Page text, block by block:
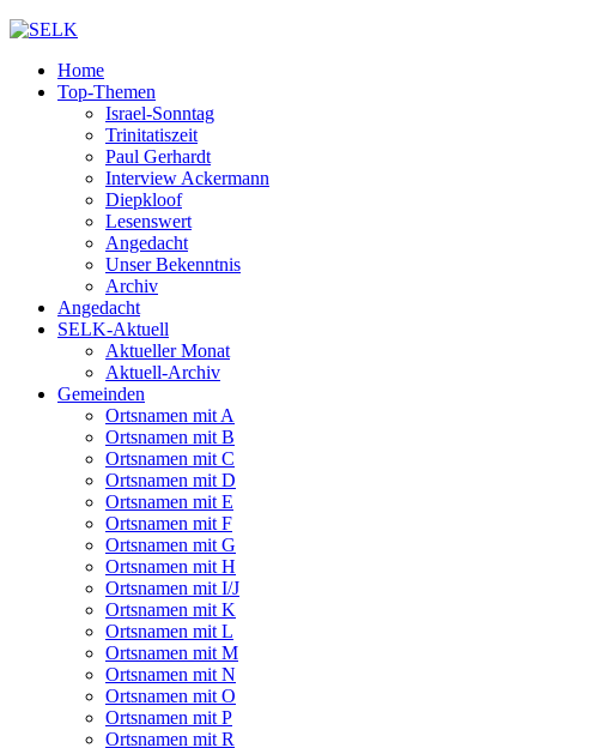
Home
Top-Themen
Israel-Sonntag
Trinitatiszeit
Paul Gerhardt
Interview Ackermann
Diepkloof
Lesenswert
Angedacht
Unser Bekenntnis
Archiv
Angedacht
SELK-Aktuell
Aktueller Monat
Aktuell-Archiv
Gemeinden
Ortsnamen mit A
Ortsnamen mit B
Ortsnamen mit C
Ortsnamen mit D
Ortsnamen mit E
Ortsnamen mit F
Ortsnamen mit G
Ortsnamen mit H
Ortsnamen mit I/J
Ortsnamen mit K
Ortsnamen mit L
Ortsnamen mit M
Ortsnamen mit N
Ortsnamen mit O
Ortsnamen mit P
Ortsnamen mit R